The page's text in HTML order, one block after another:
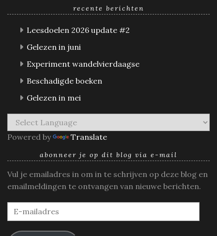
recente berichten
Leesdoelen 2026 update #2
Gelezen in juni
Experiment wandelvierdaagse
Beschadigde boeken
Gelezen in mei
Powered by Translate
abonneer je op dit blog via e-mail
Vul je emailadres in om in te schrijven op deze blog en
emailmeldingen te ontvangen van nieuwe berichten.
E-
mailadres